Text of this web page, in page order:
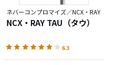
ネバーコンプロマイズ／NCX・RAY
NCX・RAY TAU（タウ）
6.3